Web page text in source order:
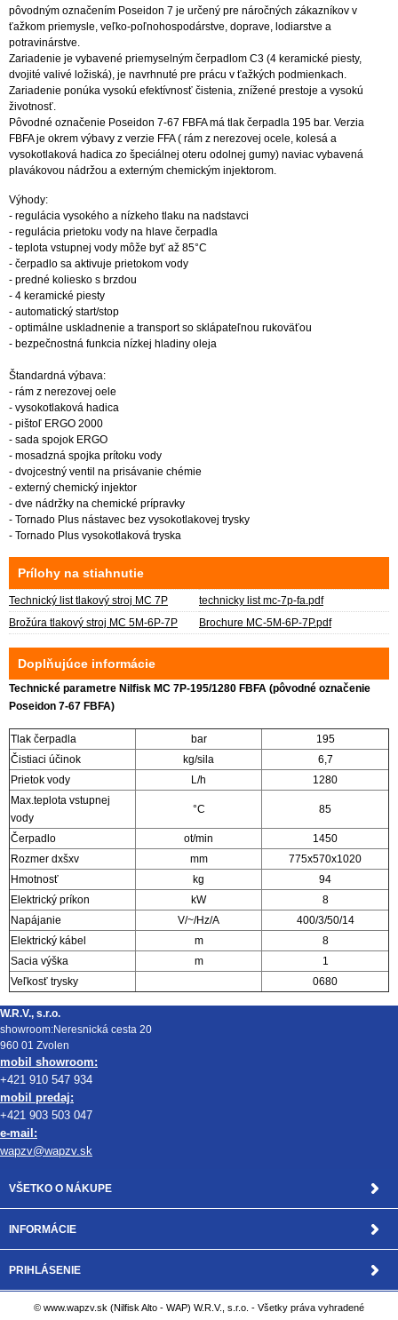
pôvodným označením Poseidon 7 je určený pre náročných zákazníkov v
ťažkom priemysle, veľko-poľnohospodárstve, doprave, lodiarstve a
potravinárstve.
Zariadenie je vybavené priemyselným čerpadlom C3 (4 keramické piesty,
dvojité valivé ložiská), je navrhnuté pre prácu v ťažkých podmienkach.
Zariadenie ponúka vysokú efektívnosť čistenia, znížené prestoje a vysokú
životnosť.
Pôvodné označenie Poseidon 7-67 FBFA má tlak čerpadla 195 bar. Verzia
FBFA je okrem výbavy z verzie FFA ( rám z nerezovej ocele, kolesá a
vysokotlaková hadica zo špeciálnej oteru odolnej gumy) naviac vybavená
plavákovou nádržou a externým chemickým injektorom.
Výhody:
- regulácia vysokého a nízkeho tlaku na nadstavci
- regulácia prietoku vody na hlave čerpadla
- teplota vstupnej vody môže byť až 85°C
- čerpadlo sa aktivuje prietokom vody
- predné koliesko s brzdou
- 4 keramické piesty
- automatický start/stop
- optimálne uskladnenie a transport so sklápateľnou rukoväťou
- bezpečnostná funkcia nízkej hladiny oleja
Štandardná výbava:
- rám z nerezovej oele
- vysokotlaková hadica
- pištoľ ERGO 2000
- sada spojok ERGO
- mosadzná spojka prítoku vody
- dvojcestný ventil na prisávanie chémie
- externý chemický injektor
- dve nádržky na chemické prípravky
- Tornado Plus nástavec bez vysokotlakovej trysky
- Tornado Plus vysokotlaková tryska
Prílohy na stiahnutie
Technický list tlakový stroj MC 7P
technicky list mc-7p-fa.pdf
Brožúra tlakový stroj MC 5M-6P-7P
Brochure MC-5M-6P-7P.pdf
Doplňujúce informácie
Technické parametre Nilfisk MC 7P-195/1280 FBFA (pôvodné označenie
Poseidon 7-67 FBFA)
Tlak čerpadla bar
195
Čistiaci účinok
kg/sila
6,7
Prietok vody
L/h
1280
Max.teplota vstupnej
vody
°C 85
Čerpadlo ot/min
1450
Rozmer dxšxv
mm
775x570x1020
Hmotnosť
kg
94
Elektrický príkon
kW
8
Napájanie
V/~/Hz/A
400/3/50/14
Elektrický kábel
m
8
Sacia výška
m
1
Veľkosť trysky
0680
W.R.V., s.r.o.
showroom:Neresnická cesta 20
960 01 Zvolen
mobil showroom:
+421 910 547 934
mobil predaj:
+421 903 503 047
e-mail:
wapzv@wapzv.sk
VŠETKO O NÁKUPE
INFORMÁCIE
PRIHLÁSENIE
© www.wapzv.sk (Nilfisk Alto - WAP) W.R.V., s.r.o. - Všetky práva vyhradené